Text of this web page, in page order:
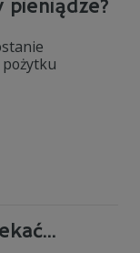
pieniądze?